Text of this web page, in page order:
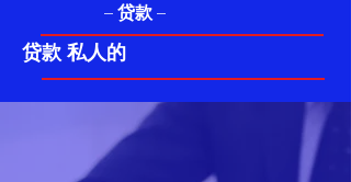
– 贷款 –
贷款 私人的